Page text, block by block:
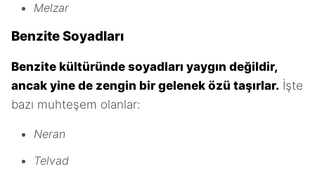
Melzar
Benzite Soyadları
Benzite kültüründe soyadları yaygın değildir,
ancak yine de zengin bir gelenek özü taşırlar. İşte
bazı muhteşem olanlar:
Neran
Telvad